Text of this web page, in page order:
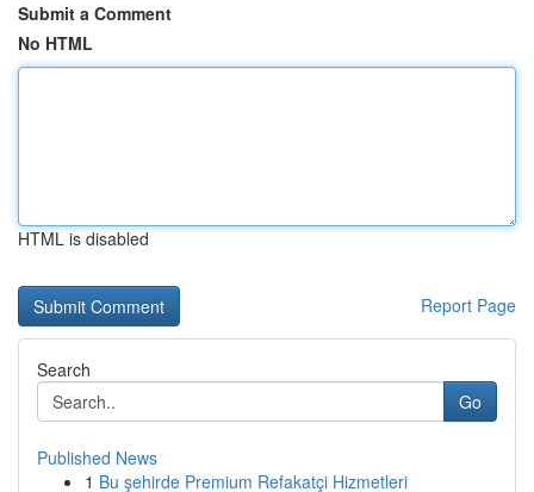
Submit a Comment
No HTML
HTML is disabled
Report Page
Search
Go
Published News
1 Bu şehirde Premium Refakatçi Hizmetleri